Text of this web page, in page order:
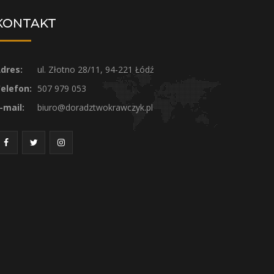
ul. Złotno 28/11, 94-221 Łódź
507 979 053
mail:
biuro@doradztwokrawczyk.pl